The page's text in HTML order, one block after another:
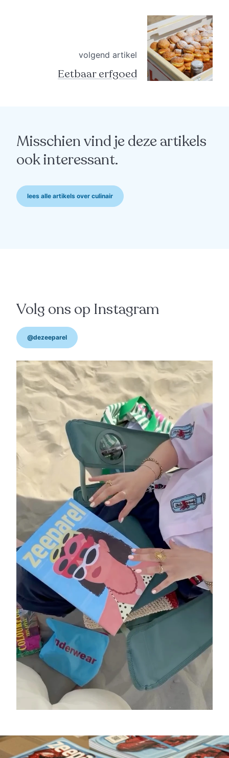
volgend artikel
Eetbaar erfgoed
Misschien vind je deze artikels
ook interessant.
lees alle artikels over culinair
Volg ons op Instagram
@dezeeparel